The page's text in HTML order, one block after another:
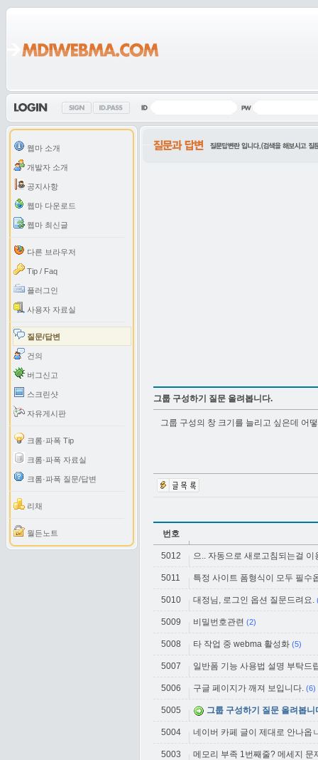
웹마 소개
개발자 소개
공지사항
웹마 다운로드
웹마 최신글
다른 브라우저
Tip / Faq
플러그인
사용자 자료실
질문/답변
건의
버그신고
스크린샷
자유게시판
크롬·파폭 Tip
크롬·파폭 자료실
크롬·파폭 질문/답변
리채
월든노트
그룹 구성하기 질문 올려봅니다.
그룹 구성의 창 크기를 늘리고 싶은데 어
번호
5012 으.. 자동으로 새로고침되는걸
5011 특정 사이트 폼형식이 모두 필수
5010 대정님, 로그인 옵션 질문드려요.
5009 비밀번호관련 (2)
5008 타 작업 중 webma 활성화 (5)
5007 일반폼 기능 사용법 설명 부탁드
5006 구글 페이지가 깨져 보입니다. (6)
5005 그룹 구성하기 질문 올려봅니
5004 네이버 카페 글이 제대로 안나옵
5003 메모리 부족 1번째줄? 메세지 문